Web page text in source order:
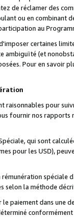
de réclamer des
ou en combinant
au
certaines
ambiguïté (et
Pour en savoir
pour
fournir nos
qui sont
pour les USD),
spéciale
selon la méthode
paiement dans une